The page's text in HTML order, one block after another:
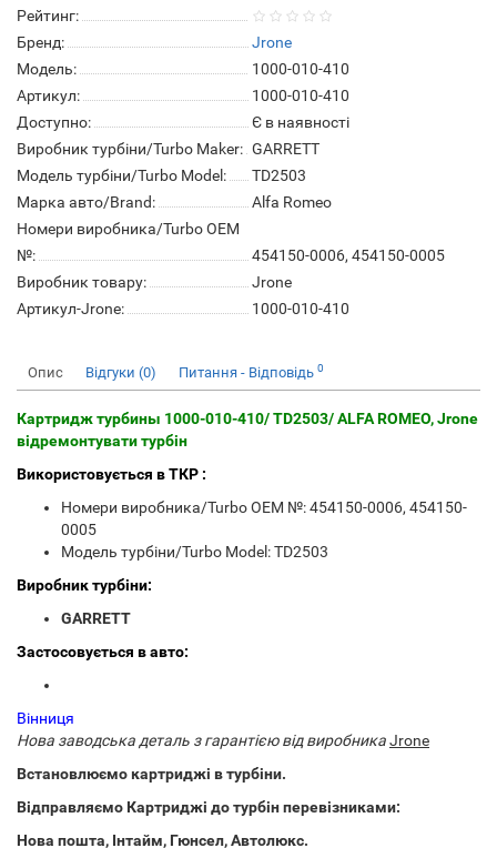
Рейтинг:
Бренд:
Jrone
Модель:
1000-010-410
Артикул:
1000-010-410
Доступно:
Є в наявності
Виробник турбіни/Turbo Maker: GARRETT
Модель турбіни/Turbo Model:
TD2503
Марка авто/Brand:
Alfa Romeo
Номери виробника/Turbo OEM
№:
454150-0006, 454150-0005
Виробник товару:
Jrone
Артикул-Jrone:
1000-010-410
Опис Відгуки (0) Питання - Відповідь 0
Картридж турбины 1000-010-410/ TD2503/ ALFA ROMEO, Jrone
відремонтувати турбін
Використовується в ТКР :
Номери виробника/Turbo OEM №: 454150-0006, 454150-
0005
Модель турбіни/Turbo Model: TD2503
Виробник турбіни:
GARRETT
Застосовується в авто:
Вінниця
Нова заводська деталь з гарантією від виробникаJrone
Встановлюємо картриджі в турбіни.
Відправляємо Картриджі до турбін перевізниками:
Нова пошта, Інтайм, Гюнсел, Автолюкс.